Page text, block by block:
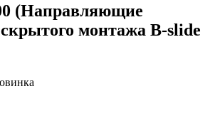
(Направляющие
монтажа B-slide